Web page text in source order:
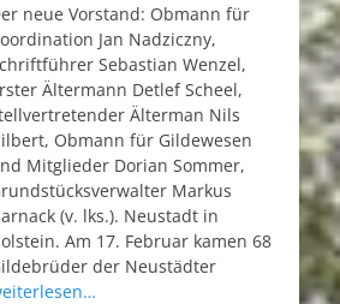
neue Vorstand: Obmann für
Jan Nadziczny,
Sebastian Wenzel,
Ältermann Detlef Scheel,
Älterman Nils
Obmann für Gildewesen
Mitglieder Dorian Sommer,
Markus
(v. lks.). Neustadt in
Am 17. Februar kamen 68
der Neustädter